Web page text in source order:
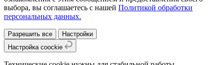
выбора, вы соглашаетесь с нашей Политикой обработки
персональных данных.
Разрешить все
Настройки
Настройка coockie